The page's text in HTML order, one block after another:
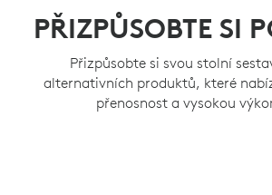
PŘIZPŮSOBTE SI
Přizpůsobte si svou stolní
alternativních produktů, které
přenosnost a vysokou